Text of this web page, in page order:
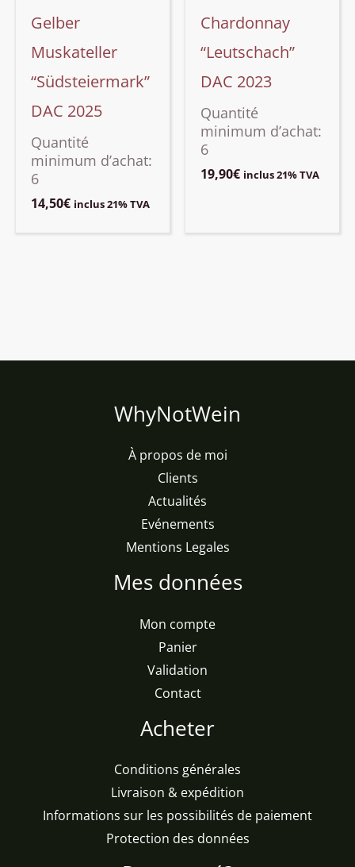
Gelber
Muskateller
“Südsteiermark”
DAC 2025
Quantité
minimum d’achat:
6
14,50€ inclus 21% TVA
Chardonnay
“Leutschach”
DAC 2023
Quantité
minimum d’achat:
6
19,90€ inclus 21% TVA
WhyNotWein
À propos de moi
Clients
Actualités
Evénements
Mentions Legales
Mes données
Mon compte
Panier
Validation
Contact
Acheter
Conditions générales
Livraison & expédition
Informations sur les possibilités de paiement
Protection des données